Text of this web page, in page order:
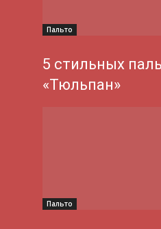
Пальто
5 стильных
«Тюльпан»
Пальто